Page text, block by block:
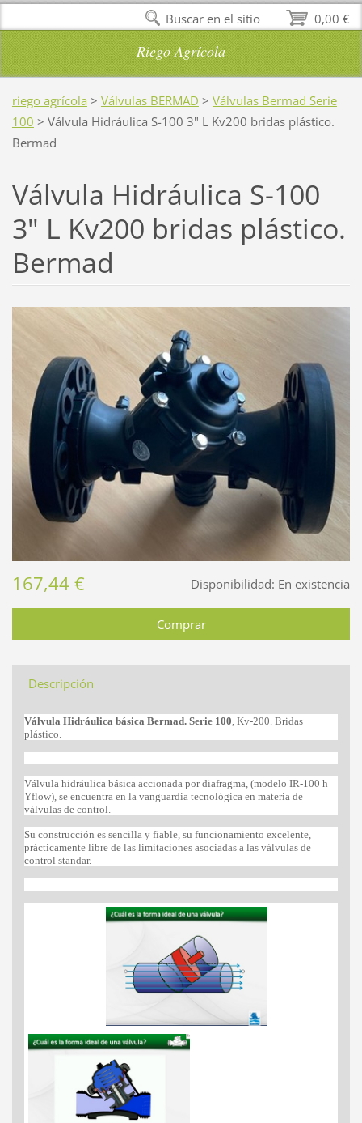
Riego Agrícola
riego agrícola > Válvulas BERMAD > Válvulas Bermad Serie
100 > Válvula Hidráulica S-100 3" L Kv200 bridas plástico.
Bermad
Válvula Hidráulica S-100
3" L Kv200 bridas plástico.
Bermad
Disponibilidad: En existencia
167,44 €
Descripción
Válvula Hidráulica básica Bermad. Serie 100 , Kv-200. Bridas
plástico.
Válvula hidráulica básica accionada por diafragma, (modelo IR-100 h
Yflow), se encuentra en la vanguardia tecnológica en materia de
válvulas de control.
Su construcción es sencilla y fiable, su funcionamiento excelente,
prácticamente libre de las limitaciones asociadas a las válvulas de
control standar.
0,00 €
Buscar en el sitio